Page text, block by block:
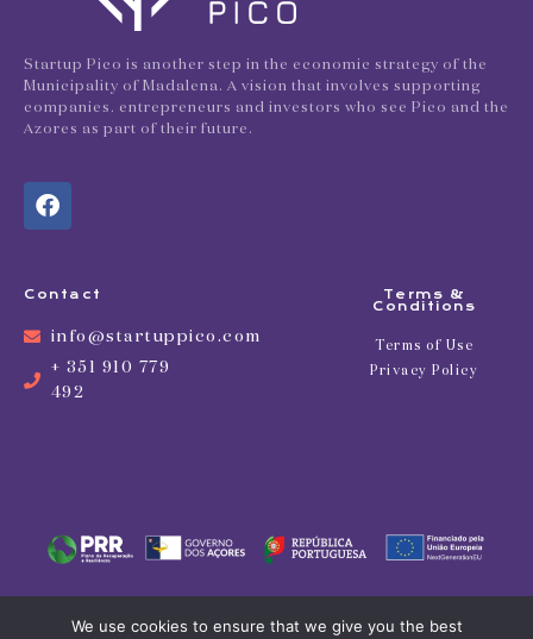
Startup Pico is another step in the economic strategy of the
Municipality of Madalena. A vision that involves supporting
companies, entrepreneurs and investors who see Pico and the
Azores as part of their future.
Contact
info@startuppico.com
+ 351 910 779
492
Terms &
Conditions
Terms of Use
Privacy Policy
We use cookies to ensure that we give you the best